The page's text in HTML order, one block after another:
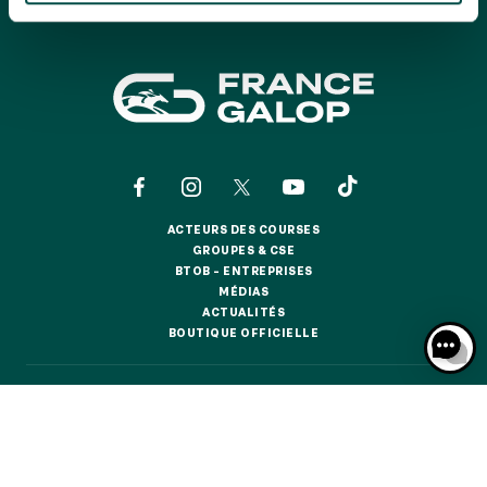
LA GARDEN PARTY - CYGAMES GRAND PRIX DE PARIS -
TOUS NOS ÉVÉNEMENTS
ABONNEMENTS ANNUELS
ACTEURS DES COURSES
ACTEURS DES COURSES
GROUPES & CSE
GROUPES & CSE
BTOB – ENTREPRISES
BTOB – ENTREPRISES
MÉDIAS
MÉDIAS
ACTUALITÉS
ACTUALITÉS
BOUTIQUE OFFICIELLE